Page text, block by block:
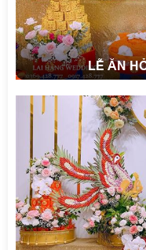
LỄ ĂN